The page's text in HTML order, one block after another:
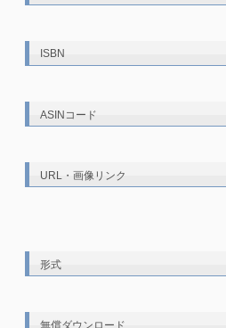
ISBN
ASINコード
URL・画像リンク
形式
無償ダウンロード